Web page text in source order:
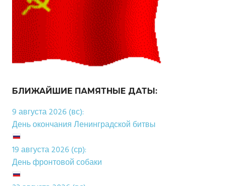
БЛИЖАЙШИЕ ПАМЯТНЫЕ ДАТЫ:
9 августа 2026 (вс):
День окончания Ленинградской битвы
19 августа 2026 (ср):
День фронтовой собаки